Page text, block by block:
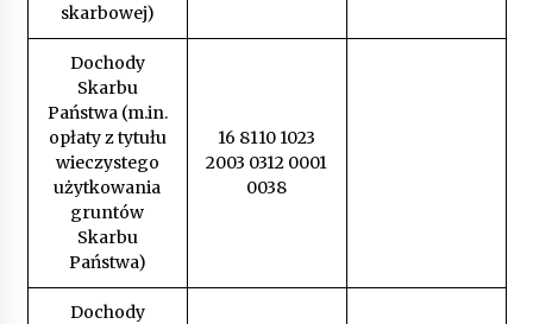
skarbowej)
Dochody
Skarbu
Państwa (m.in.
opłaty z tytułu
wieczystego
użytkowania
gruntów
Skarbu
Państwa)
16 8110 1023
2003 0312 0001
0038
Dochody